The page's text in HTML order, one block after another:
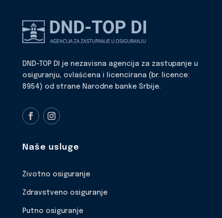
DND-TOP DI je nezavisna agencija za zastupanje u
osiguranju, ovlašćena i licencirana (br. licence:
8954) od strane Narodne banke Srbije.
Naše usluge
Životno osiguranje
Zdravstveno osiguranje
Putno osiguranje